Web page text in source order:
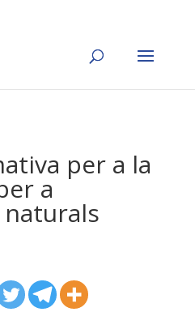
per a la
a